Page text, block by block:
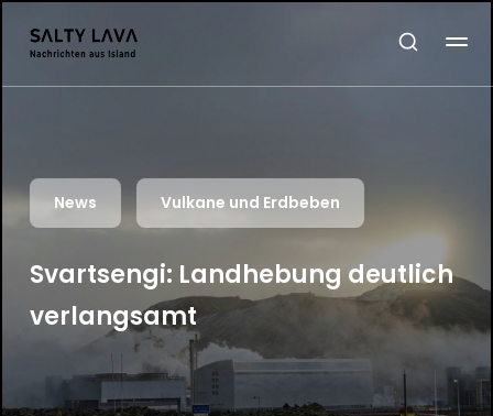
News Vulkane und Erdbeben
Svartsengi: Landhebung deutlich
verlangsamt